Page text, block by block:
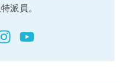
派員。